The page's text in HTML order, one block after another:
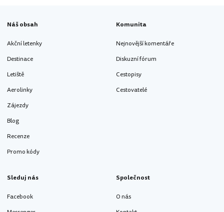
Náš obsah
Akční letenky
Destinace
Letiště
Aerolinky
Zájezdy
Blog
Recenze
Promo kódy
Komunita
Nejnovější komentáře
Diskuzní fórum
Cestopisy
Cestovatelé
Sleduj nás
Facebook
Společnost
O nás